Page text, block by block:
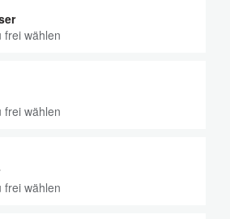
frei wählen
frei wählen
frei wählen